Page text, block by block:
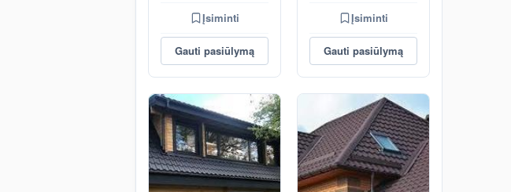
Įsiminti
Gauti pasiūlymą
Įsiminti
Gauti pasiūlymą